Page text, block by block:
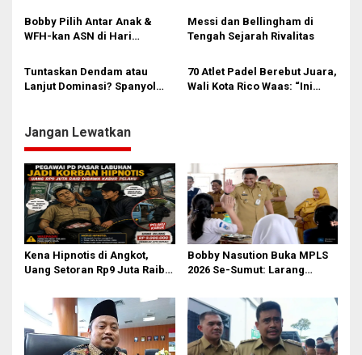
s
Nyata pada PAD
Komite Sekolah, Minta
Kadisdik Awasi Ketat!
Bobby Pilih Antar Anak &
WFH-kan ASN di Hari
Berhati yang Guncang
Birokrasi!
Messi dan Bellingham di
Tengah Sejarah Rivalitas
Tuntaskan Dendam atau
Lanjut Dominasi? Spanyol
70 Atlet Padel Berebut Juara,
Wali Kota Rico Waas: “Ini
Jangan Lewatkan
Kena Hipnotis di Angkot,
Uang Setoran Rp9 Juta Raib
Petugas PUD Medan
Memprihatinkan
Bobby Nasution Buka MPLS
2026 Se-Sumut: Larang
Hormati Guru dan Orang Tua